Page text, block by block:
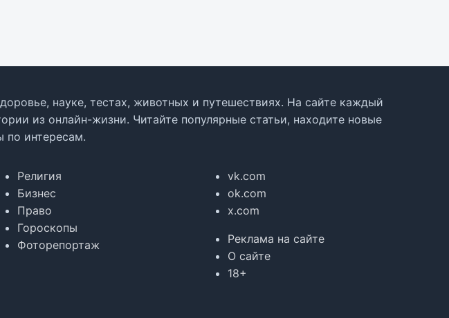
науке, тестах, животных и путешествиях. На сайте каждый
из онлайн-жизни. Читайте популярные статьи, находите новые
по интересам.
Религия
Бизнес
Право
Гороскопы
Фоторепортаж
vk.com
ok.com
x.com
Реклама на сайте
О сайте
18+